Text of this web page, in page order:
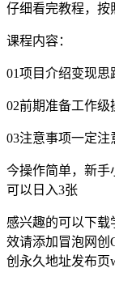
仔细看完教程，按
课程内容：
01项目介绍变现思
02前期准备工作级
03注意事项一定注
今操作简单，新手
可以日入3张
感兴趣的可以下载
效请添加冒泡网创
创永久地址发布页